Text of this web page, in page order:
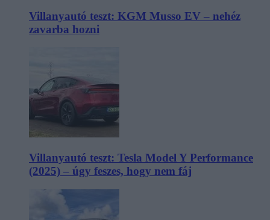
Villanyautó teszt: KGM Musso EV – nehéz
zavarba hozni
Villanyautó teszt: Tesla Model Y Performance
(2025) – úgy feszes, hogy nem fáj